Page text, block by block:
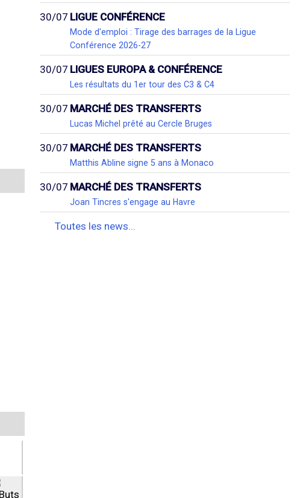
30/07 LIGUE CONFÉRENCE
Mode d'emploi : Tirage des barrages de la Ligue
Conférence 2026-27
30/07 LIGUES EUROPA & CONFÉRENCE
Les résultats du 1er tour des C3 & C4
30/07 MARCHÉ DES TRANSFERTS
Lucas Michel prêté au Cercle Bruges
30/07 MARCHÉ DES TRANSFERTS
Matthis Abline signe 5 ans à Monaco
30/07 MARCHÉ DES TRANSFERTS
Joan Tincres s'engage au Havre
Toutes les news...